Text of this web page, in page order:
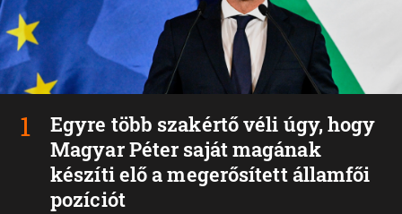
Egyre több szakértő véli úgy, hogy
Magyar Péter saját magának
készíti elő a megerősített államfői
pozíciót